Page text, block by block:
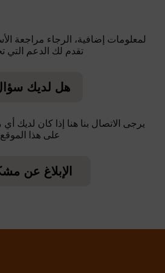
لمعلومات إضافية، الرجاء مراجعة
تقدم لك الدعم التي
هل لديك
يرجى الاتصال بنا هنا إذا كان
على هذا
الإبلاغ عن